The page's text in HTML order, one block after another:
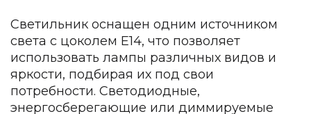
Зеркала
Вентиляторы
Ковры
Зеленые стены
Дизайнерские кальяны
Подбор, производство и комплектация по вашему
Светильник оснащен одним источником
света с цоколем E14, что позволяет
использовать лампы различных видов и
яркости, подбирая их под свои
потребности. Светодиодные,
энергосберегающие или диммируемые